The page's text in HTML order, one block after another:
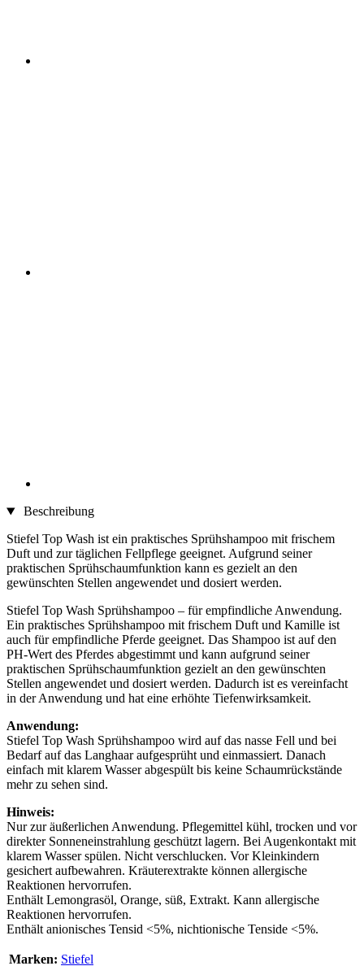
Beschreibung
Stiefel Top Wash ist ein praktisches Sprühshampoo mit frischem
Duft und zur täglichen Fellpflege geeignet. Aufgrund seiner
praktischen Sprühschaumfunktion kann es gezielt an den
gewünschten Stellen angewendet und dosiert werden.
Stiefel Top Wash Sprühshampoo – für empfindliche Anwendung.
Ein praktisches Sprühshampoo mit frischem Duft und Kamille ist
auch für empfindliche Pferde geeignet. Das Shampoo ist auf den
PH-Wert des Pferdes abgestimmt und kann aufgrund seiner
praktischen Sprühschaumfunktion gezielt an den gewünschten
Stellen angewendet und dosiert werden. Dadurch ist es vereinfacht
in der Anwendung und hat eine erhöhte Tiefenwirksamkeit.
Anwendung:
Stiefel Top Wash Sprühshampoo wird auf das nasse Fell und bei
Bedarf auf das Langhaar aufgesprüht und einmassiert. Danach
einfach mit klarem Wasser abgespült bis keine Schaumrückstände
mehr zu sehen sind.
Hinweis:
Nur zur äußerlichen Anwendung. Pflegemittel kühl, trocken und vor
direkter Sonneneinstrahlung geschützt lagern. Bei Augenkontakt mit
klarem Wasser spülen. Nicht verschlucken. Vor Kleinkindern
gesichert aufbewahren. Kräuterextrakte können allergische
Reaktionen hervorrufen.
Enthält Lemongrasöl, Orange, süß, Extrakt. Kann allergische
Reaktionen hervorrufen.
Enthält anionisches Tensid <5%, nichtionische Tenside <5%.
Marken: Stiefel